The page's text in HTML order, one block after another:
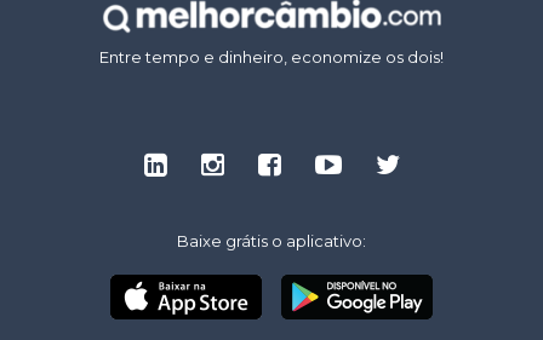
Entre tempo e dinheiro, economize os dois!
Baixe grátis o aplicativo: